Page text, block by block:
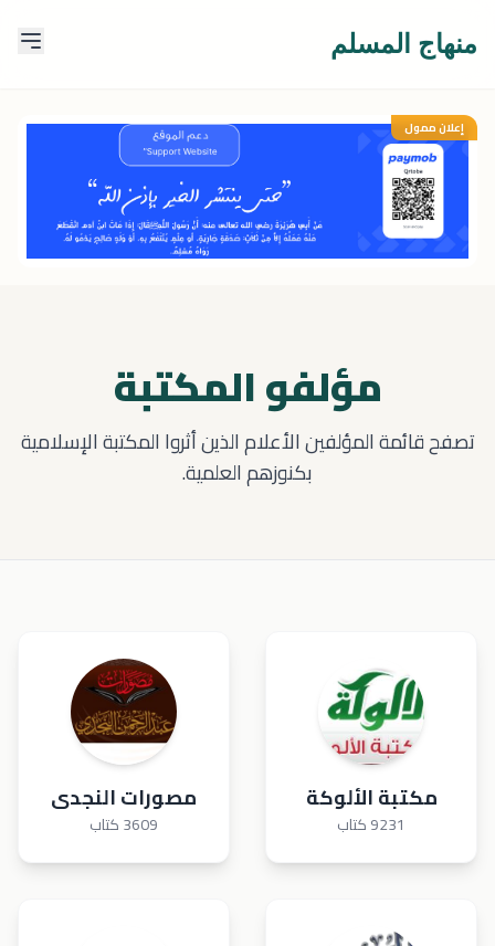
منهاج المسلم
إعلان ممول
مؤلفو المكتبة
تصفح قائمة المؤلفين الأعلام الذين أثروا المكتبة الإسلامية
بكنوزهم العلمية.
مكتبة الألوكة
9231 كتاب
مصورات النجدى
3609 كتاب